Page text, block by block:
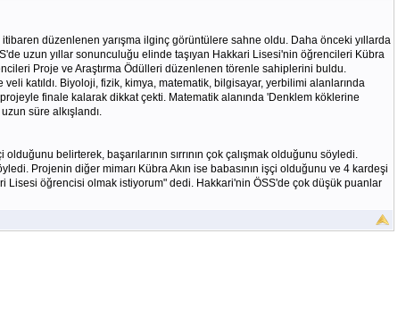
itibaren düzenlenen yarışma ilginç görüntülere sahne oldu. Daha önceki yıllarda
uzun yıllar sonunculuğu elinde taşıyan Hakkari Lisesi'nin öğrencileri Kübra
Proje ve Araştırma Ödülleri düzenlenen törenle sahiplerini buldu.
katıldı. Biyoloji, fizik, kimya, matematik, bilgisayar, yerbilimi alanlarında
finale kalarak dikkat çekti. Matematik alanında 'Denklem köklerine
süre alkışlandı.
belirterek, başarılarının sırrının çok çalışmak olduğunu söyledi.
Projenin diğer mimarı Kübra Akın ise babasının işçi olduğunu ve 4 kardeşi
Lisesi öğrencisi olmak istiyorum" dedi. Hakkari'nin ÖSS'de çok düşük puanlar